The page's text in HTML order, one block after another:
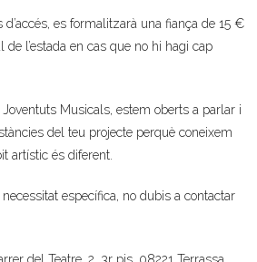
d’accés, es formalitzarà una fiança de 15 €
l’estada en cas que no hi hagi cap
Joventuts Musicals, estem oberts a parlar i
del teu projecte perquè coneixem
artístic és diferent.
específica, no dubis a contactar